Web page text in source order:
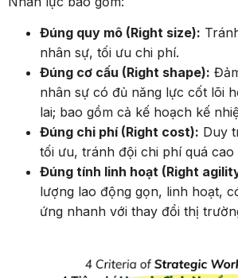
Đúng quy mô (Right size):
nhân sự, tối ưu chi phí.
Đúng cơ cấu (Right shape):
nhân sự có đủ năng lực cốt lõi
lai; bao gồm cả kế hoạch kế
Đúng chi phí (Right cost): Duy
tối ưu, tránh đội chi phí quá cao
Đúng tính linh hoạt (Right
lượng lao động gọn, linh hoạt,
ứng nhanh với thay đổi thị